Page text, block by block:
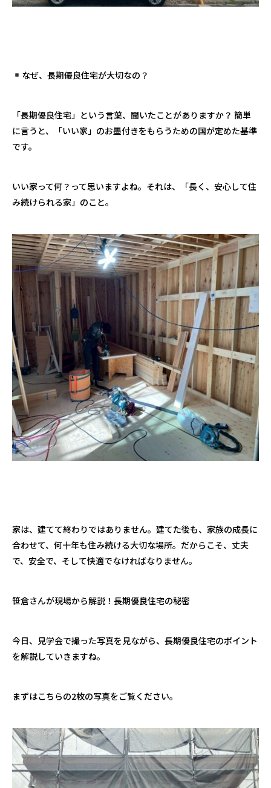
なぜ、長期優良住宅が大切なの？
「長期優良住宅」という言葉、聞いたことがありますか？ 簡単
に言うと、「いい家」のお墨付きをもらうための国が定めた基準
です。
いい家って何？って思いますよね。それは、「長く、安心して住
み続けられる家」のこと。
家は、建てて終わりではありません。建てた後も、家族の成長に
合わせて、何十年も住み続ける大切な場所。だからこそ、丈夫
で、安全で、そして快適でなければなりません。
笹倉さんが現場から解説！長期優良住宅の秘密
今日、見学会で撮った写真を見ながら、長期優良住宅のポイント
を解説していきますね。
まずはこちらの2枚の写真をご覧ください。